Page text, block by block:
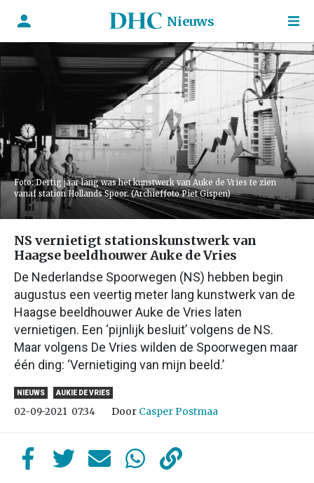
Nieuws
Foto: Dertig jaar lang was het kunstwerk van Auke de Vries te zien
vanaf station Hollands Spoor. (Archieffoto Piet Gispen)
NS vernietigt stationskunstwerk van
Haagse beeldhouwer Auke de Vries
De Nederlandse Spoorwegen (NS) hebben begin
augustus een veertig meter lang kunstwerk van de
Haagse beeldhouwer Auke de Vries laten
vernietigen. Een ‘pijnlijk besluit’ volgens de NS.
Maar volgens De Vries wilden de Spoorwegen maar
één ding: ‘Vernietiging van mijn beeld.’
NIEUWS AUKIE DE VRIES
02-09-2021 07:34 Door Casper Postmaa